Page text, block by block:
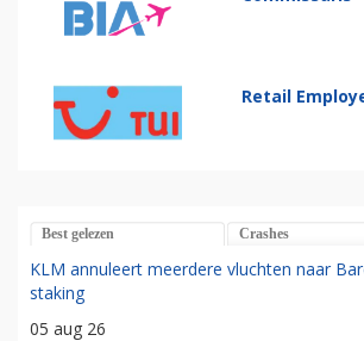
Retail
Best gelezen Crashes
KLM annuleert meerdere vluchten naar
staking
05 aug 26